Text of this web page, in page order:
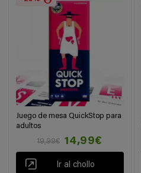
Juego de mesa QuickStop para
adultos
19,99€
14,99€
Ir al chollo